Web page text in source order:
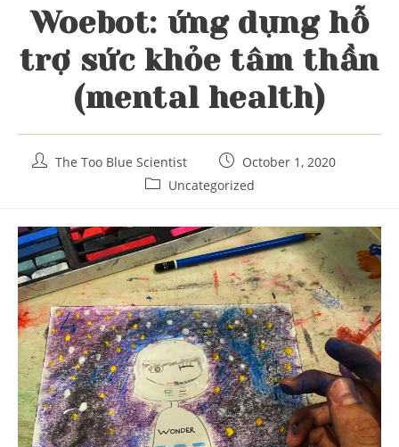
Woebot: ứng dụng hỗ
trợ sức khỏe tâm thần
(mental health)
PostThe Too Blue Scientist
Post
published:
October 1, 2020
Post Uncategorized